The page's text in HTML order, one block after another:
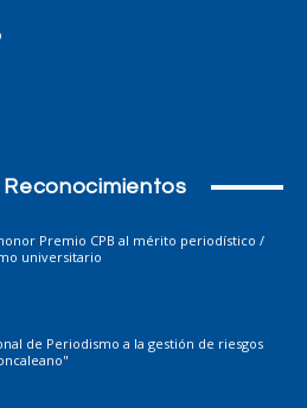
Reconocimientos
Premio CPB al mérito periodístico /
universitario
de Periodismo a la gestión de riesgos